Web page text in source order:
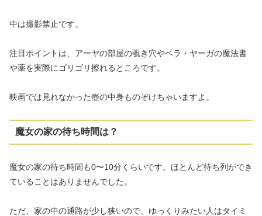
中は撮影禁止です。
注目ポイントは、アーヤの部屋の覗き穴やベラ・ヤーガの魔法書
や薬を実際にゴリゴリ擦れるところです。
映画では見れなかった壺の中身ものぞけちゃいますよ。
魔女の家の待ち時間は？
魔女の家の待ち時間も0〜10分くらいです。ほとんど待ち列ができ
ていることはありませんでした。
ただ、家の中の通路が少し狭いので、ゆっくりみたい人はタイミ